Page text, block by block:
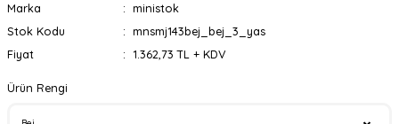
Marka
ministok
Stok Kodu
mnsmj143bej_bej_3_yas
Fiyat
1.362,73 TL + KDV
Ürün Rengi